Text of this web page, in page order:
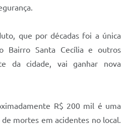
que por décadas foi a única
Bairro Santa Cecília e outros
da cidade, vai ganhar nova
R$ 200 mil é uma
mortes em acidentes no local.